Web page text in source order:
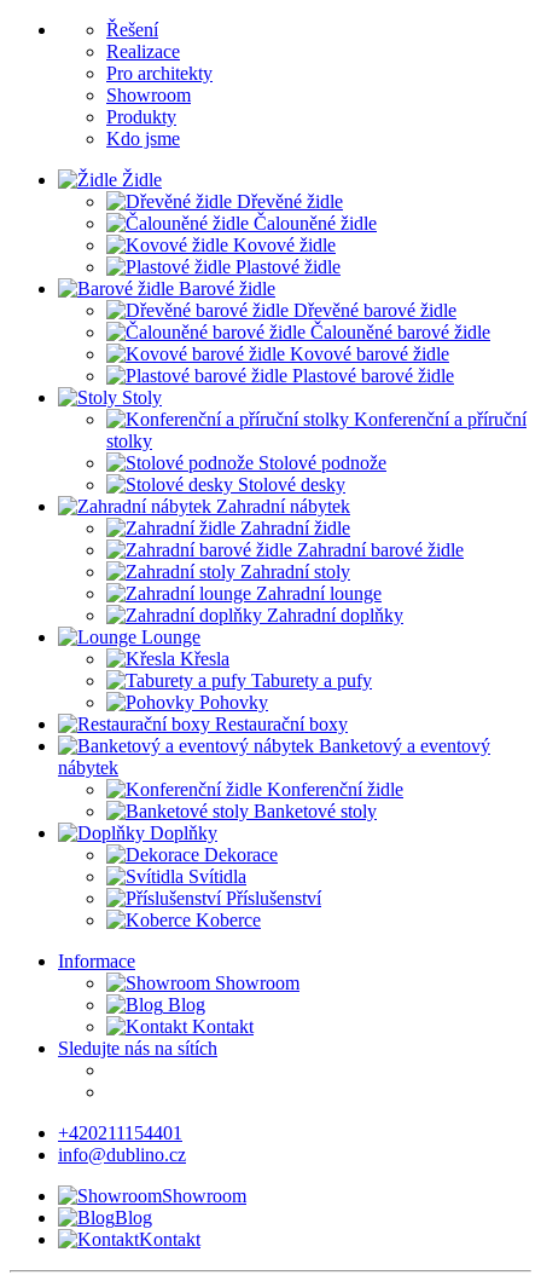
Řešení
Realizace
Pro architekty
Showroom
Produkty
Kdo jsme
Židle
Dřevěné židle
Čalouněné židle
Kovové židle
Plastové židle
Barové židle
Dřevěné barové židle
Čalouněné barové židle
Kovové barové židle
Plastové barové židle
Stoly
Konferenční a příruční
stolky
Stolové podnože
Stolové desky
Zahradní nábytek
Zahradní židle
Zahradní barové židle
Zahradní stoly
Zahradní lounge
Zahradní doplňky
Lounge
Křesla
Taburety a pufy
Pohovky
Restaurační boxy
Banketový a eventový
nábytek
Konferenční židle
Banketové stoly
Doplňky
Dekorace
Svítidla
Příslušenství
Koberce
Informace
Showroom
Blog
Kontakt
Sledujte nás na sítích
+420211154401
info@dublino.cz
Showroom
Blog
Kontakt